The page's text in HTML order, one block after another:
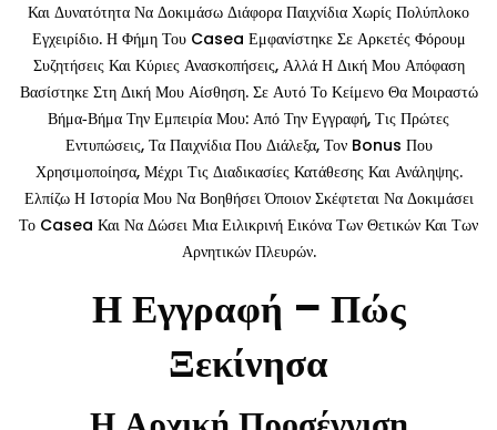
Και Δυνατότητα Να Δοκιμάσω Διάφορα Παιχνίδια Χωρίς Πολύπλοκο
Εγχειρίδιο. Η Φήμη Του Casea Εμφανίστηκε Σε Αρκετές Φόρουμ
Συζητήσεις Και Κύριες Ανασκοπήσεις, Αλλά Η Δική Μου Απόφαση
Βασίστηκε Στη Δική Μου Αίσθηση. Σε Αυτό Το Κείμενο Θα Μοιραστώ
Βήμα‑βήμα Την Εμπειρία Μου: Από Την Εγγραφή, Τις Πρώτες
Εντυπώσεις, Τα Παιχνίδια Που Διάλεξα, Τον Bonus Που
Χρησιμοποίησα, Μέχρι Τις Διαδικασίες Κατάθεσης Και Ανάληψης.
Ελπίζω Η Ιστορία Μου Να Βοηθήσει Όποιον Σκέφτεται Να Δοκιμάσει
Το Casea Και Να Δώσει Μια Ειλικρινή Εικόνα Των Θετικών Και Των
Αρνητικών Πλευρών.
Η Εγγραφή – Πώς
Ξεκίνησα